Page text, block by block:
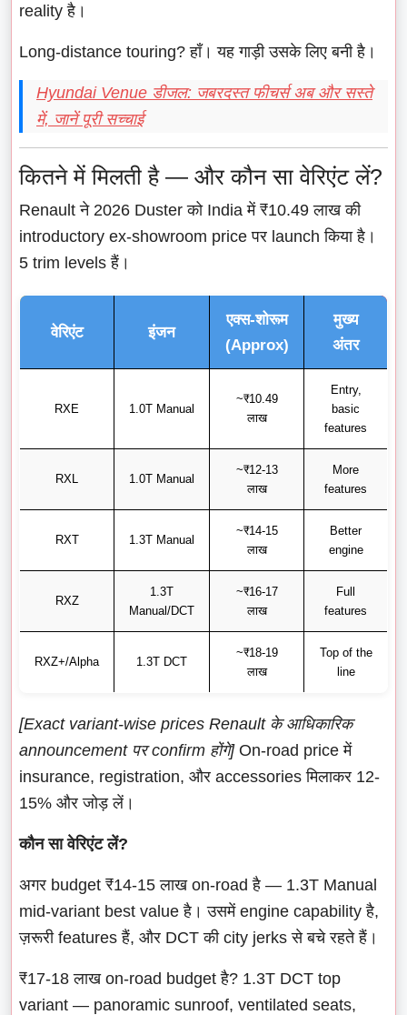
reality है।
Long-distance touring? हाँ। यह गाड़ी उसके लिए बनी है।
Hyundai Venue डीजल: जबरदस्त फीचर्स अब और सस्ते
में, जानें पूरी सच्चाई
कितने में मिलती है — और कौन सा वेरिएंट लें?
Renault ने 2026 Duster को India में ₹10.49 लाख की
introductory ex-showroom price पर launch किया है।
5 trim levels हैं।
वेरिएंट इंजन
एक्स-शोरूम
(Approx)
मुख्य
अंतर
RXE 1.0T Manual
~₹10.49
लाख
Entry,
basic
features
RXL 1.0T Manual
~₹12-13
लाख
More
features
RXT 1.3T Manual
~₹14-15
लाख
Better
engine
RXZ
1.3T
Manual/DCT
~₹16-17
लाख
Full
features
RXZ+/Alpha 1.3T DCT
~₹18-19
लाख
Top of the
line
[Exact variant-wise prices Renault के आधिकारिक
announcement पर confirm होंगे] On-road price में
insurance, registration, और accessories मिलाकर 12-
15% और जोड़ लें।
कौन सा वेरिएंट लें?
अगर budget ₹14-15 लाख on-road है — 1.3T Manual
mid-variant best value है। उसमें engine capability है,
ज़रूरी features हैं, और DCT की city jerks से बचे रहते हैं।
₹17-18 लाख on-road budget है? 1.3T DCT top
variant — panoramic sunroof, ventilated seats,